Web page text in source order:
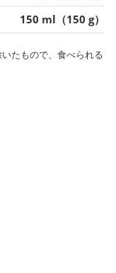
150 ml（150 g）
たもので、食べられる